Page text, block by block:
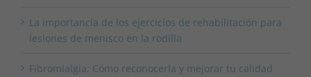
La importancia de los ejercicios de rehabilitación para
lesiones de menisco en la rodilla
Fibromialgia: Cómo reconocerla y mejorar tu calidad